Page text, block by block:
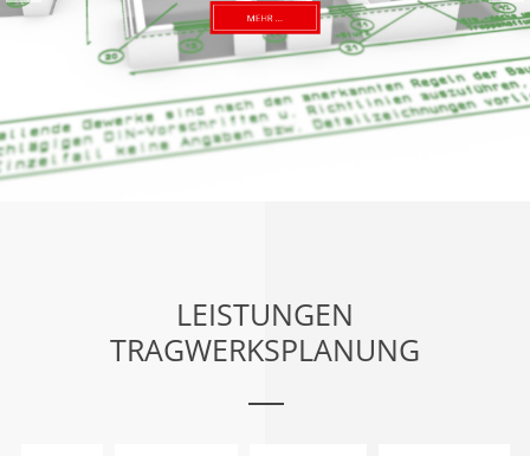
MEHR ...
LEISTUNGEN
TRAGWERKSPLANUNG